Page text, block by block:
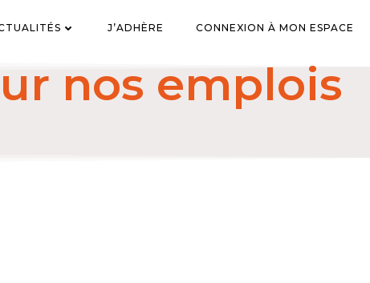
J’ADHÈRE CONNEXION À MON ESPACE
nos emplois